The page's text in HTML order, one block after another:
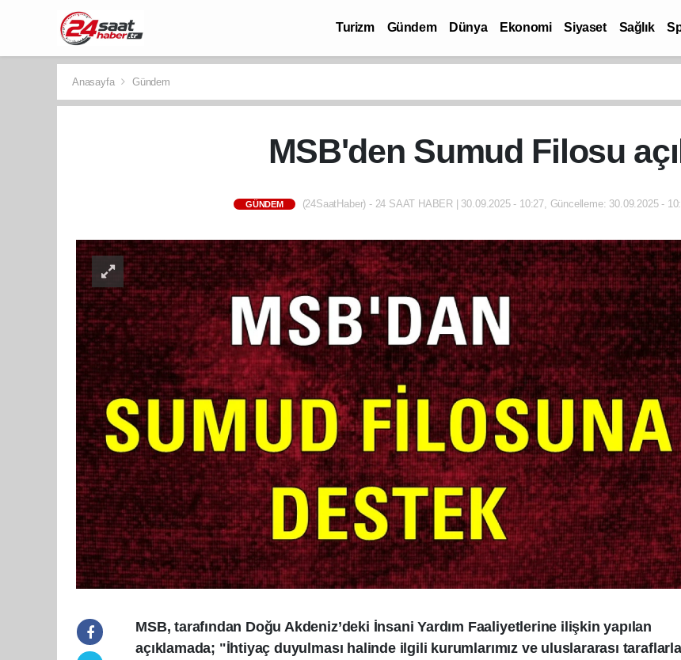
Turizm Gündem Dünya Ekonomi Siyaset Sağlık
Anasayfa Gündem
MSB'den Sumud Filosu
GÜNDEM (24SaatHaber) - 24 SAAT HABER | 30.09.2025 - 10:27, Güncelleme: 30.09.2025 -
MSB, tarafından Doğu Akdeniz’deki İnsani Yardım Faaliyetlerine ilişkin yapılan
açıklamada; "İhtiyaç duyulması halinde ilgili kurumlarımız ve uluslararası taraflarla